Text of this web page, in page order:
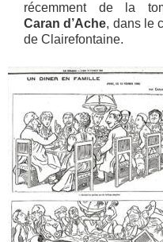
récemment de la
Caran d’Ache, dans le
de Clairefontaine.